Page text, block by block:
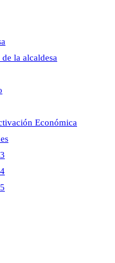
la alcaldesa
Económica